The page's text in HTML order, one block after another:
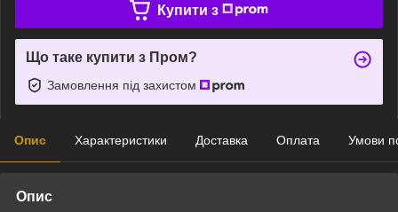
Купити з
Що таке купити з Пром?
Замовлення під захистом
Опис Характеристики Доставка Оплата Умови
Опис